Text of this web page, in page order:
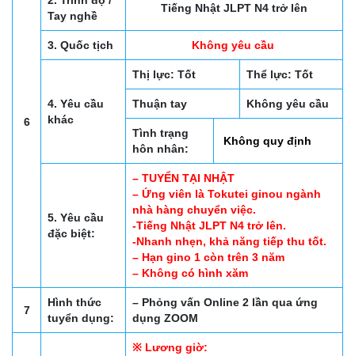
6
Tay nghề
Tiếng Nhật JLPT N4 trở lên
3. Quốc tịch Không yêu cầu
4. Yêu cầu
khác
Thị lực: Tốt Thể lực: Tốt
Thuận tay Không yêu cầu
Tình trạng
hôn nhân:
Không quy định
5. Yêu cầu
đặc biệt:
– TUYỂN TẠI NHẬT
– Ứng viên là Tokutei ginou ngành
nhà hàng chuyển việc.
-Tiếng Nhật JLPT N4 trở lên.
-Nhanh nhẹn, khả năng tiếp thu tốt.
– Hạn gino 1 còn trên 3 năm
– Không có hình xăm
7
Hình thức
tuyển dụng:
– Phỏng vấn Online 2 lần qua ứng
dụng ZOOM
※ Lương giờ: